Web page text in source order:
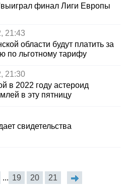
финал Лиги Европы
21:43
области будут платить за
по льготному тарифу
21:30
в 2022 году астероид
в эту пятницу
свидетельства
... 19 20 21